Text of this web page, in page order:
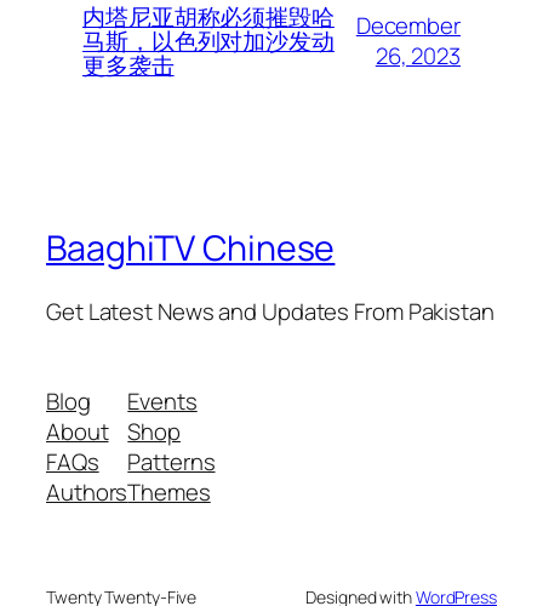
内塔尼亚胡称必须摧毁哈
马斯，以色列对加沙发动
更多袭击
December
26, 2023
BaaghiTV Chinese
Get Latest News and Updates From Pakistan
Blog
About
FAQs
Authors
Events
Shop
Patterns
Themes
Twenty Twenty-Five Designed withWordPress